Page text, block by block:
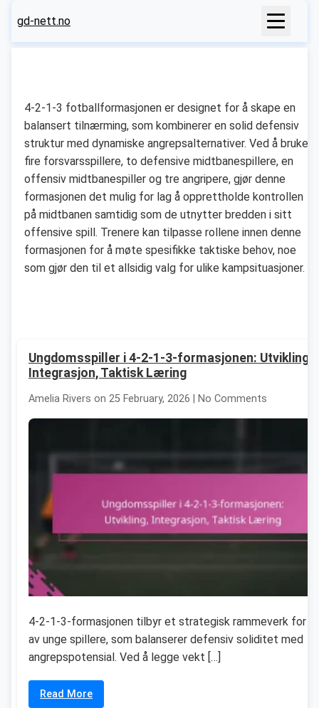
gd-nett.no
4-2-1-3 fotballformasjonen er designet for å skape en
balansert tilnærming, som kombinerer en solid defensiv
struktur med dynamiske angrepsalternativer. Ved å bruke
fire forsvarsspillere, to defensive midtbanespillere, en
offensiv midtbanespiller og tre angripere, gjør denne
formasjonen det mulig for lag å opprettholde kontrollen
på midtbanen samtidig som de utnytter bredden i sitt
offensive spill. Trenere kan tilpasse rollene innen denne
formasjonen for å møte spesifikke taktiske behov, noe
som gjør den til et allsidig valg for ulike kampsituasjoner.
Ungdomsspiller i 4-2-1-3-formasjonen: Utvikling,
Integrasjon, Taktisk Læring
Amelia Rivers on 25 February, 2026 | No Comments
4-2-1-3-formasjonen tilbyr et strategisk rammeverk for
av unge spillere, som balanserer defensiv soliditet med
angrepspotensial. Ved å legge vekt […]
Read More